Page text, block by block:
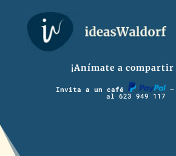
¡Anímate a compartir
Invita a un café –
al 623 949 117